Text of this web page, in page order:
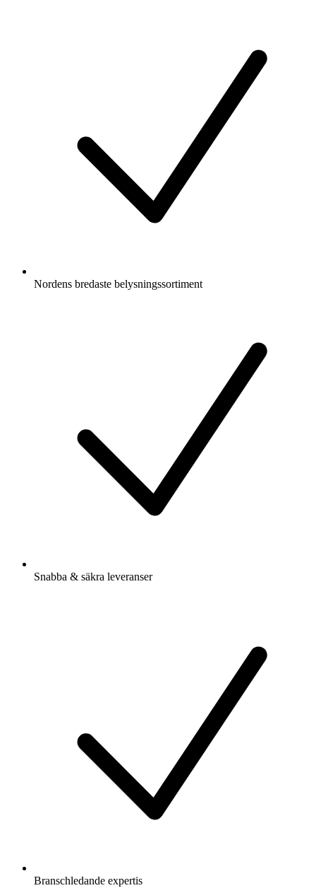
Nordens bredaste belysningssortiment
Snabba & säkra leveranser
Branschledande expertis